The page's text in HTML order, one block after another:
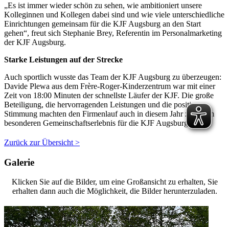
„Es ist immer wieder schön zu sehen, wie ambitioniert unsere
Kolleginnen und Kollegen dabei sind und wie viele unterschiedliche
Einrichtungen gemeinsam für die KJF Augsburg an den Start
gehen“, freut sich Stephanie Brey, Referentin im Personalmarketing
der KJF Augsburg.
Starke Leistungen auf der Strecke
Auch sportlich wusste das Team der KJF Augsburg zu überzeugen:
Davide Plewa aus dem Frère-Roger-Kinderzentrum war mit einer
Zeit von 18:00 Minuten der schnellste Läufer der KJF. Die große
Beteiligung, die hervorragenden Leistungen und die positive
Stimmung machten den Firmenlauf auch in diesem Jahr zu einem
besonderen Gemeinschaftserlebnis für die KJF Augsburg.
Zurück zur Übersicht >
Galerie
Klicken Sie auf die Bilder, um eine Großansicht zu erhalten, Sie
erhalten dann auch die Möglichkeit, die Bilder herunterzuladen.